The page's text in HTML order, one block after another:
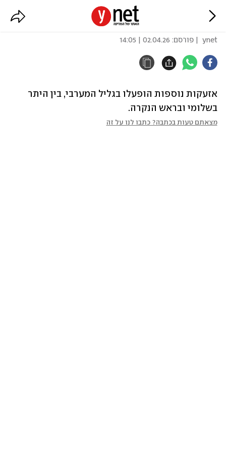
אזעקות נוספות בגליל המערבי
ynet | פורסם: 02.04.26 | 14:05
בשלומי ובראש הנקרה.
מצאתם טעות בכתבה? כתבו לנו על זה